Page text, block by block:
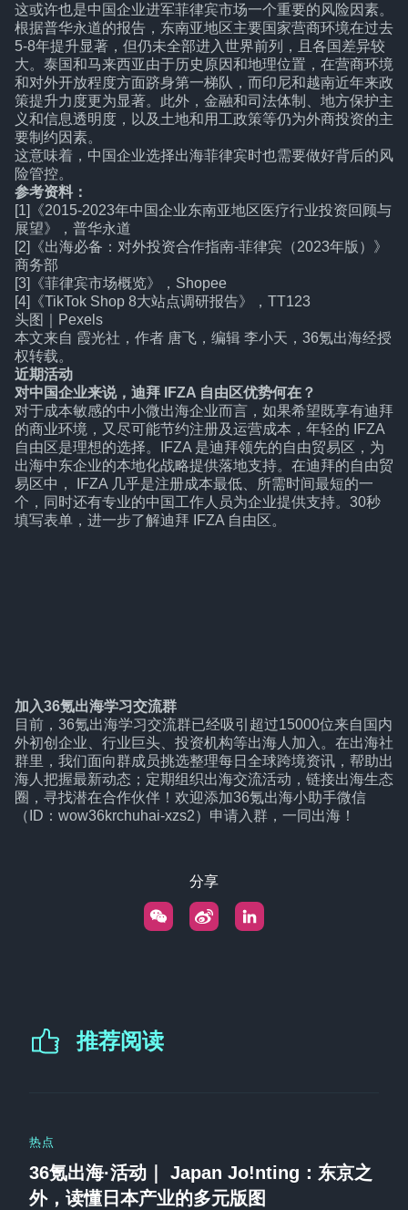
这或许也是中国企业进军菲律宾市场一个重要的风险因素。
根据普华永道的报告，东南亚地区主要国家营商环境在过去
5-8年提升显著，但仍未全部进入世界前列，且各国差异较
大。泰国和马来西亚由于历史原因和地理位置，在营商环境
和对外开放程度方面跻身第一梯队，而印尼和越南近年来政
策提升力度更为显著。此外，金融和司法体制、地方保护主
义和信息透明度，以及土地和用工政策等仍为外商投资的主
要制约因素。
这意味着，中国企业选择出海菲律宾时也需要做好背后的风
险管控。
参考资料：
[1]《2015-2023年中国企业东南亚地区医疗行业投资回顾与
展望》，普华永道
[2]《出海必备：对外投资合作指南-菲律宾（2023年版）》
商务部
[3]《菲律宾市场概览》，Shopee
[4]《TikTok Shop 8大站点调研报告》，TT123
头图｜Pexels
本文来自 霞光社 ，作者 唐飞，编辑 李小天，36氪出海经授
权转载。
近期活动
对中国企业来说，迪拜 IFZA 自由区优势何在？
对于成本敏感的中小微出海企业而言，如果希望既享有迪拜
的商业环境，又尽可能节约注册及运营成本，年轻的 IFZA
自由区是理想的选择。IFZA 是迪拜领先的自由贸易区，为
出海中东企业的本地化战略提供落地支持。在迪拜的自由贸
易区中， IFZA 几乎是注册成本最低、所需时间最短的一
个，同时还有专业的中国工作人员为企业提供支持。30秒
填写表单，进一步了解迪拜 IFZA 自由区。
加入36氪出海学习交流群
目前，36氪出海学习交流群已经吸引超过15000位来自国内
外初创企业、行业巨头、投资机构等出海人加入。在出海社
群里，我们面向群成员挑选整理每日全球跨境资讯，帮助出
海人把握最新动态；定期组织出海交流活动，链接出海生态
圈，寻找潜在合作伙伴！欢迎添加36氪出海小助手微信
（ID：wow36krchuhai-xzs2）申请入群，一同出海！
分享
推荐阅读
热点
36氪出海·活动｜ Japan Jo!nting：东京之
外，读懂日本产业的多元版图